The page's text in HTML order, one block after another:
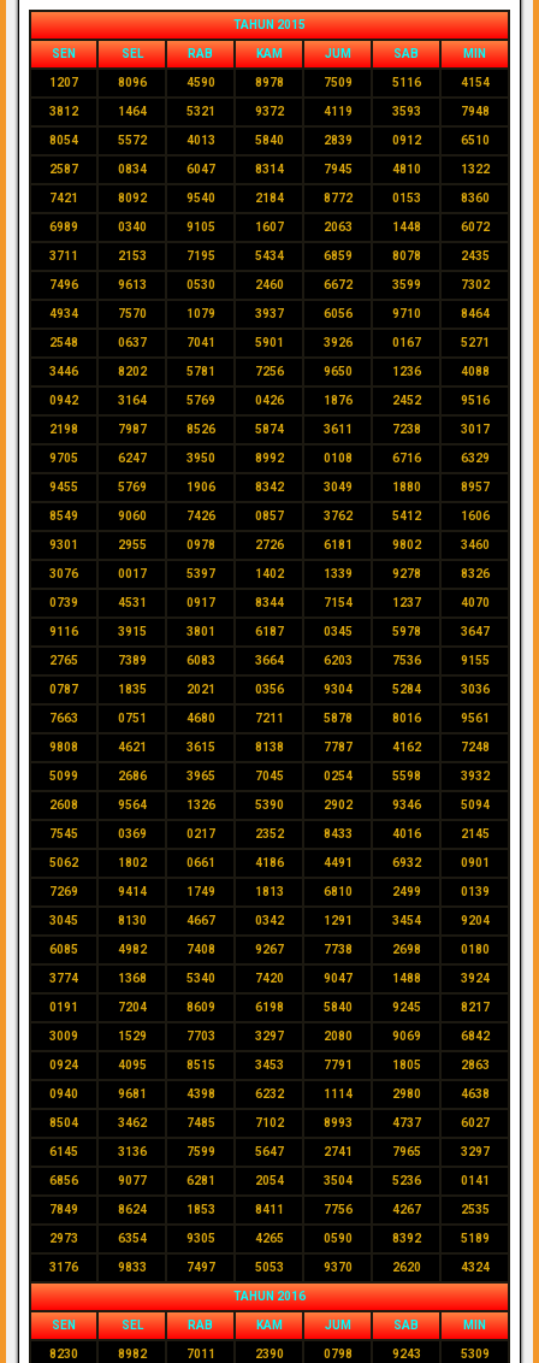
TAHUN 2015
SEN SEL RAB KAM JUM SAB MIN
1207 8096 4590 8978 7509 5116 4154
3812 1464 5321 9372 4119 3593 7948
8054 5572 4013 5840 2839 0912 6510
2587 0834 6047 8314 7945 4810 1322
7421 8092 9540 2184 8772 0153 8360
6989 0340 9105 1607 2063 1448 6072
3711 2153 7195 5434 6859 8078 2435
7496 9613 0530 2460 6672 3599 7302
4934 7570 1079 3937 6056 9710 8464
2548 0637 7041 5901 3926 0167 5271
3446 8202 5781 7256 9650 1236 4088
0942 3164 5769 0426 1876 2452 9516
2198 7987 8526 5874 3611 7238 3017
9705 6247 3950 8992 0108 6716 6329
9455 5769 1906 8342 3049 1880 8957
8549 9060 7426 0857 3762 5412 1606
9301 2955 0978 2726 6181 9802 3460
3076 0017 5397 1402 1339 9278 8326
0739 4531 0917 8344 7154 1237 4070
9116 3915 3801 6187 0345 5978 3647
2765 7389 6083 3664 6203 7536 9155
0787 1835 2021 0356 9304 5284 3036
7663 0751 4680 7211 5878 8016 9561
9808 4621 3615 8138 7787 4162 7248
5099 2686 3965 7045 0254 5598 3932
2608 9564 1326 5390 2902 9346 5094
7545 0369 0217 2352 8433 4016 2145
5062 1802 0661 4186 4491 6932 0901
7269 9414 1749 1813 6810 2499 0139
3045 8130 4667 0342 1291 3454 9204
6085 4982 7408 9267 7738 2698 0180
3774 1368 5340 7420 9047 1488 3924
0191 7204 8609 6198 5840 9245 8217
3009 1529 7703 3297 2080 9069 6842
0924 4095 8515 3453 7791 1805 2863
0940 9681 4398 6232 1114 2980 4638
8504 3462 7485 7102 8993 4737 6027
6145 3136 7599 5647 2741 7965 3297
6856 9077 6281 2054 3504 5236 0141
7849 8624 1853 8411 7756 4267 2535
2973 6354 9305 4265 0590 8392 5189
3176 9833 7497 5053 9370 2620 4324
TAHUN 2016
SEN SEL RAB KAM JUM SAB MIN
8230 8982 7011 2390 0798 9243 5309